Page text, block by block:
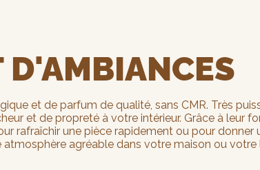
D'AMBIANCES
et de parfum de qualité, sans CMR. Très
et de propreté à votre intérieur. Grâce à leur
rafraîchir une pièce rapidement ou pour
agréable dans votre maison ou votre